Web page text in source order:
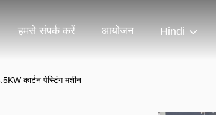
हमसे संपर्क करें आयोजन Hindi
कार्टन पेस्टिंग मशीन